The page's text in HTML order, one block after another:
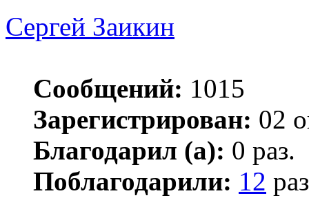
Сергей Заикин
Сообщений: 1015
Зарегистрирован: 02
Благодарил (а): 0 раз.
Поблагодарили: 12